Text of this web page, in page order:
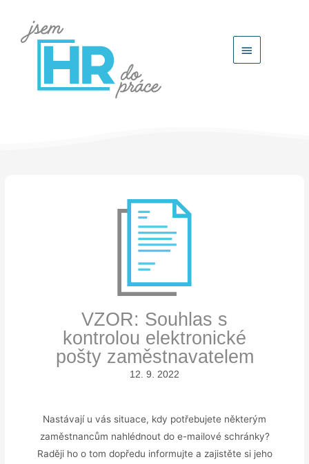
Hlavní
VZOR: Souhlas s
kontrolou elektronické
pošty zaměstnavatelem
12. 9. 2022
Nastávají u vás situace, kdy potřebujete některým
zaměstnancům nahlédnout do e-mailové schránky?
Raději ho o tom dopředu informujte a zajistěte si jeho